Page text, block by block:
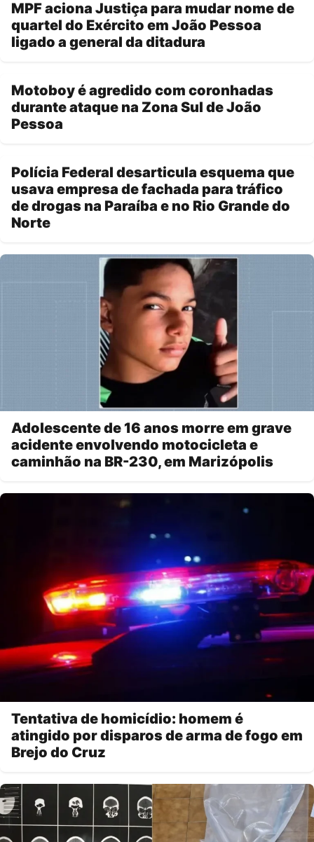
MPF aciona Justiça para mudar nome de
quartel do Exército em João Pessoa
ligado a general da ditadura
Motoboy é agredido com coronhadas
durante ataque na Zona Sul de João
Pessoa
Polícia Federal desarticula esquema que
usava empresa de fachada para tráfico
de drogas na Paraíba e no Rio Grande do
Norte
Adolescente de 16 anos morre em grave
acidente envolvendo motocicleta e
caminhão na BR-230, em Marizópolis
Tentativa de homicídio: homem é
atingido por disparos de arma de fogo em
Brejo do Cruz